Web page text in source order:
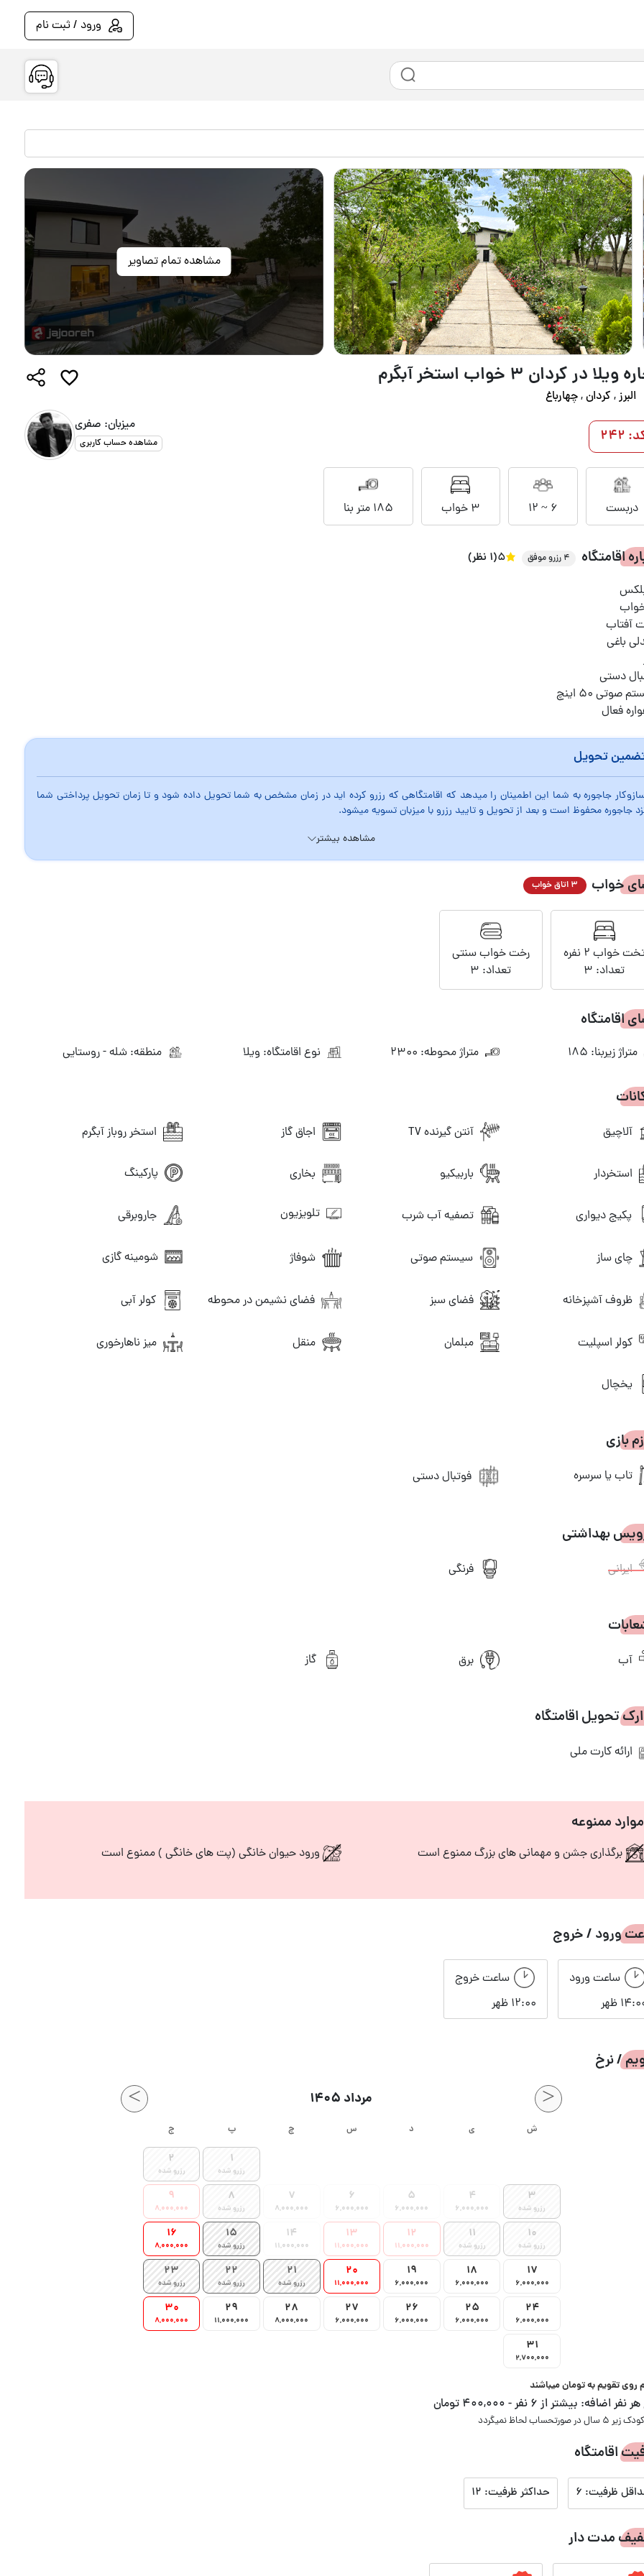
ورود / ثبت نام
مشاهده تمام تصاویر
ویلا در کردان ۳ خواب استخر آبگرم
البرز, کردان,چهارباغ
242
میزبان: صفری
مشاهده حساب کاربری
دربست 6 ~ 12 3 خواب 185 متر بنا
اقامتگاه 4 رزرو موفق 5(1 نظر)
آفتاب
باغی
دستی
صوتی ۵۰ اینچ
فعال
تحویل
جاجوره به شما این اطمینان را میدهد که اقامتگاهی که رزرو کرده اید در زمان مشخص به شما تحویل داده شود و تا زمان تحویل پرداختی شما
جاجوره محفوظ است و بعد از تحویل و تایید رزرو با میزبان تسویه میشود.
مشاهده بیشتر
خواب 3 اتاق خواب
خواب 2 نفره
تعداد: 3
رخت خواب سنتی
تعداد: 3
اقامتگاه
متراژ زیربنا: 185 متراژ محوطه: 2300 نوع اقامتگاه: ویلا منطقه: شله - روستایی
آلاچیق آنتن گیرنده TV اجاق گاز استخر روباز آبگرم
استخردار باربیکیو بخاری پارکینگ
پکیج دیواری تصفیه آب شرب تلویزیون جاروبرقی
چای ساز سیستم صوتی شوفاژ شومینه گازی
ظروف آشپزخانه فضای سبز فضای نشیمن در محوطه کولر آبی
کولر اسپلیت مبلمان منقل میز ناهارخوری
یخچال
بازی
تاب یا سرسره فوتبال دستی
بهداشتی
ایرانی فرنگی
آب برق گاز
تحویل اقامتگاه
ارائه کارت ملی
موارد ممنوعه
برگذاری جشن و مهمانی های بزرگ ممنوع است ورود حیوان خانگی (پت های خانگی ) ممنوع است
ورود / خروج
ساعت ورود
ظهر
ساعت خروج
12:00 ظهر
/ نرخ
< مرداد 1405 >
ش ی د س چ پ ج
1
رزرو شده
2
رزرو شده
3
رزرو شده
4
6,000,000
5
6,000,000
6
6,000,000
7
8,000,000
8
رزرو شده
9
8,000,000
10
رزرو شده
11
رزرو شده
12
11,000,000
13
11,000,000
14
11,000,000
15
رزرو شده
16
8,000,000
17
6,000,000
18
6,000,000
19
6,000,000
20
11,000,000
21
رزرو شده
22
رزرو شده
23
رزرو شده
24
6,000,000
25
6,000,000
26
6,000,000
27
6,000,000
28
8,000,000
29
11,000,000
30
8,000,000
31
2,700,000
روی تقویم به تومان میباشند
هر نفر اضافه: بیشتر از 6 نفر - 400,000 تومان
اقامتگاه
ظرفیت: 6 حداکثر ظرفیت: 12
مدت دار